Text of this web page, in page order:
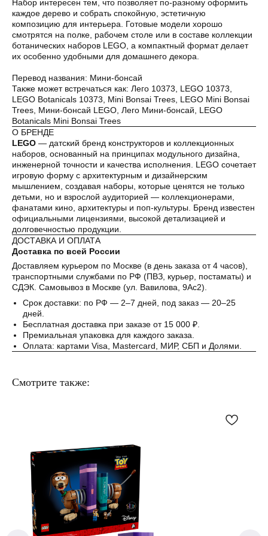
Набор интересен тем, что позволяет по-разному оформить
каждое дерево и собрать спокойную, эстетичную
композицию для интерьера. Готовые модели хорошо
смотрятся на полке, рабочем столе или в составе коллекции
ботанических наборов LEGO, а компактный формат делает
их особенно удобными для домашнего декора.
Перевод названия: Мини-бонсай
Также может встречаться как: Лего 10373, LEGO 10373,
LEGO Botanicals 10373, Mini Bonsai Trees, LEGO Mini Bonsai
Trees, Мини-бонсай LEGO, Лего Мини-бонсай, LEGO
Botanicals Mini Bonsai Trees
О БРЕНДЕ
LEGO — датский бренд конструкторов и коллекционных
наборов, основанный на принципах модульного дизайна,
инженерной точности и качества исполнения. LEGO сочетает
игровую форму с архитектурным и дизайнерским
мышлением, создавая наборы, которые ценятся не только
детьми, но и взрослой аудиторией — коллекционерами,
фанатами кино, архитектуры и поп-культуры. Бренд известен
официальными лицензиями, высокой детализацией и
долговечностью продукции.
ДОСТАВКА И ОПЛАТА
Доставка по всей России
Доставляем курьером по Москве (в день заказа от 4 часов),
транспортными службами по РФ (ПВЗ, курьер, постаматы) и
СДЭК. Самовывоз в Москве (ул. Вавилова, 9Ас2).
Срок доставки: по РФ — 2–7 дней, под заказ — 20–25
дней.
Бесплатная доставка при заказе от 15 000 ₽.
Премиальная упаковка для каждого заказа.
Оплата: картами Visa, Mastercard, МИР, СБП и Долями.
Смотрите также:
Оплата частями
Оплатите сегодня 25% стоимости покупки
картой любого банка, остальное — тремя
платежами раз в две недели.
Оплата
сегодня
25%
Через
2 недели
25%
Через
4 недели
25%
Через
6 недель
25%
Без комиссий и переплат
Как обычная оплата картой
Понятно